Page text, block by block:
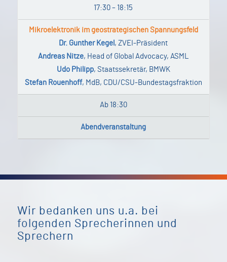
17:30 – 18:15
Mikroelektronik im geostrategischen Spannungsfeld
Dr. Gunther Kegel , ZVEI-Präsident
Andreas Nitze, Head of Global Advocacy, ASML
Udo Philipp, Staatssekretär, BMWK
Stefan Rouenhoff, MdB, CDU/CSU-Bundestagsfraktion
Ab 18:30
Abendveranstaltung
Wir bedanken uns u.a. bei
folgenden Sprecherinnen und
Sprechern